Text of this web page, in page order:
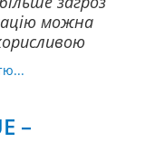
можна
–